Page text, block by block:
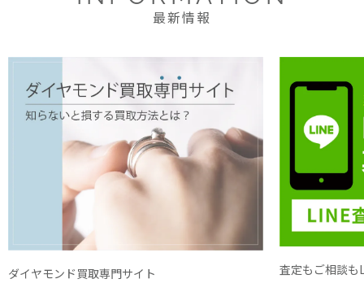
最新情報
ダイヤモンド買取専門サイト 査定もご相談も